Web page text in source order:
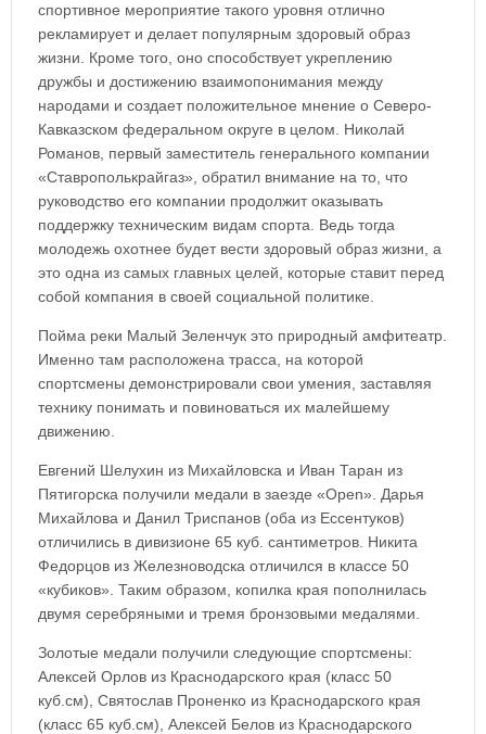
спортивное мероприятие такого уровня отлично
рекламирует и делает популярным здоровый образ
жизни. Кроме того, оно способствует укреплению
дружбы и достижению взаимопонимания между
народами и создает положительное мнение о Северо-
Кавказском федеральном округе в целом. Николай
Романов, первый заместитель генерального компании
«Ставрополькрайгаз», обратил внимание на то, что
руководство его компании продолжит оказывать
поддержку техническим видам спорта. Ведь тогда
молодежь охотнее будет вести здоровый образ жизни, а
это одна из самых главных целей, которые ставит перед
собой компания в своей социальной политике.
Пойма реки Малый Зеленчук это природный амфитеатр.
Именно там расположена трасса, на которой
спортсмены демонстрировали свои умения, заставляя
технику понимать и повиноваться их малейшему
движению.
Евгений Шелухин из Михайловска и Иван Таран из
Пятигорска получили медали в заезде «Open». Дарья
Михайлова и Данил Триспанов (оба из Ессентуков)
отличились в дивизионе 65 куб. сантиметров. Никита
Федорцов из Железноводска отличился в классе 50
«кубиков». Таким образом, копилка края пополнилась
двумя серебряными и тремя бронзовыми медалями.
Золотые медали получили следующие спортсмены:
Алексей Орлов из Краснодарского края (класс 50
куб.см), Святослав Проненко из Краснодарского края
(класс 65 куб.см), Алексей Белов из Краснодарского